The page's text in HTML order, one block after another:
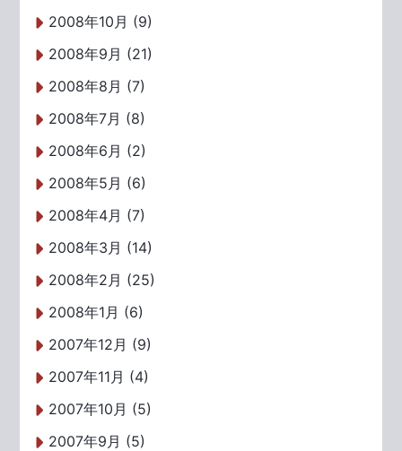
2008年10月 (9)
2008年9月 (21)
2008年8月 (7)
2008年7月 (8)
2008年6月 (2)
2008年5月 (6)
2008年4月 (7)
2008年3月 (14)
2008年2月 (25)
2008年1月 (6)
2007年12月 (9)
2007年11月 (4)
2007年10月 (5)
2007年9月 (5)